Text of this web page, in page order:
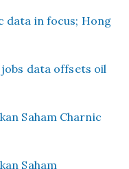
data in focus; Hong
data offsets oil
Saham Charnic
Saham